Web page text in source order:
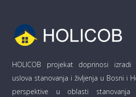
HOLICOB projekat doprinosi izradi
uslova stanovanja i življenja u Bosni i
perspektive u oblasti stanovanja